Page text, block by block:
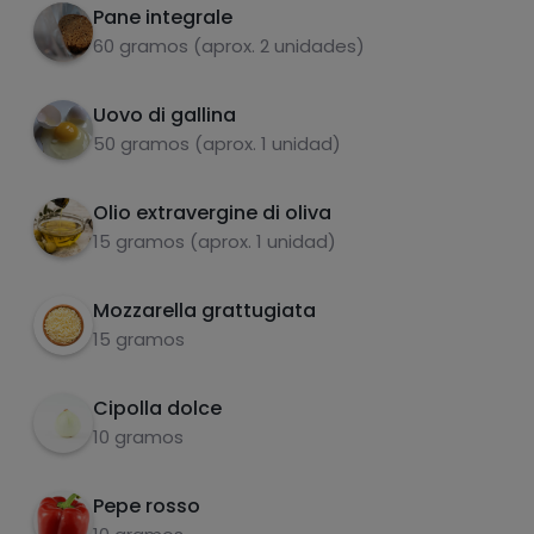
Pane integrale
60 gramos (aprox. 2 unidades)
Uovo di gallina
50 gramos (aprox. 1 unidad)
Olio extravergine di oliva
15 gramos (aprox. 1 unidad)
Mozzarella grattugiata
15 gramos
Cipolla dolce
10 gramos
Pepe rosso
2 Formare un quadrato con il pane e
momento.
carboidrati proteine